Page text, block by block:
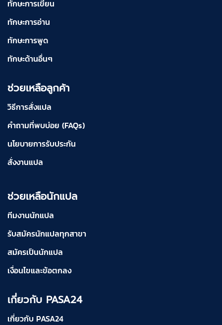
ทักษะการเขียน
ทักษะการอ่าน
ทักษะการพูด
ทักษะด้านอื่นๆ
ช่วยเหลือลูกค้า
วิธีการสั่งแปล
คำถามที่พบบ่อย (FAQs)
นโยบายการรับประกัน
สั่งงานแปล
ช่วยเหลือนักแปล
ทีมงานนักแปล
รับสมัครนักแปลทุกสาขา
สมัครเป็นนักแปล
เงื่อนไขและข้อตกลง
เกี่ยวกับ PASA24
เกี่ยวกับ PASA24